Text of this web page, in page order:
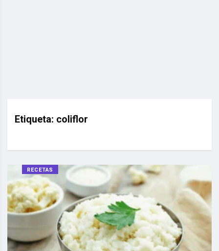
Etiqueta: coliflor
RECETAS